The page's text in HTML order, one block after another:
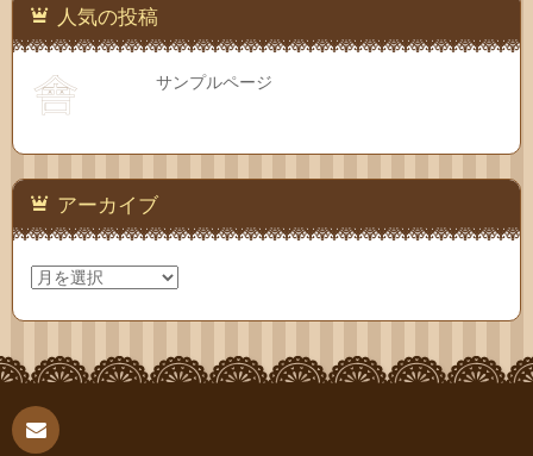
人気の投稿
サンプルページ
アーカイブ
ア
ー
カ
ブ